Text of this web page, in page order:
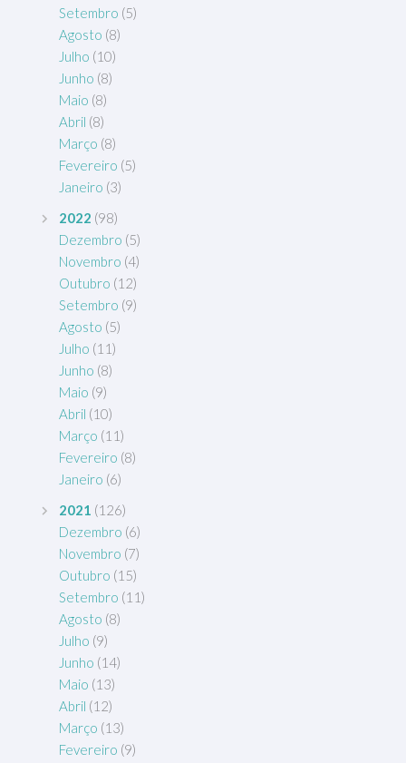
Setembro (5)
Agosto (8)
Julho (10)
Junho (8)
Maio (8)
Abril (8)
Março (8)
Fevereiro (5)
Janeiro (3)
2022 (98)
Dezembro (5)
Novembro (4)
Outubro (12)
Setembro (9)
Agosto (5)
Julho (11)
Junho (8)
Maio (9)
Abril (10)
Março (11)
Fevereiro (8)
Janeiro (6)
2021 (126)
Dezembro (6)
Novembro (7)
Outubro (15)
Setembro (11)
Agosto (8)
Julho (9)
Junho (14)
Maio (13)
Abril (12)
Março (13)
Fevereiro (9)